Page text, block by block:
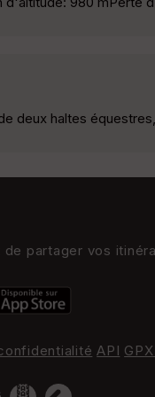
deux haltes
partager vos
API